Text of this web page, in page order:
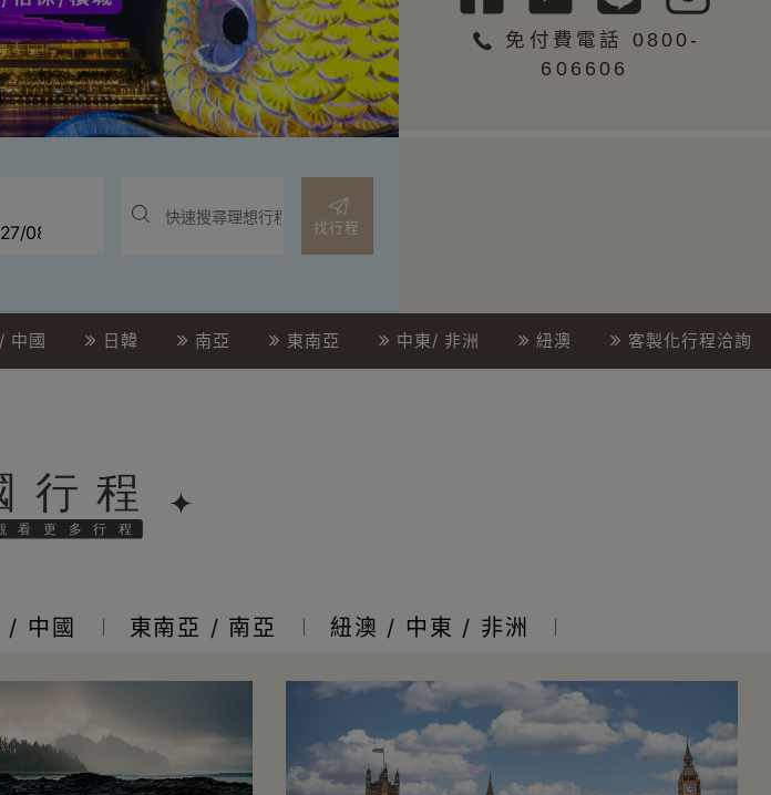
免付費電話 0800-
606606
找行程
中國 日韓 南亞 東南亞 中東/ 非洲 紐澳 客製化行程洽詢
/ 中國 東南亞 / 南亞 紐澳 / 中東 / 非洲